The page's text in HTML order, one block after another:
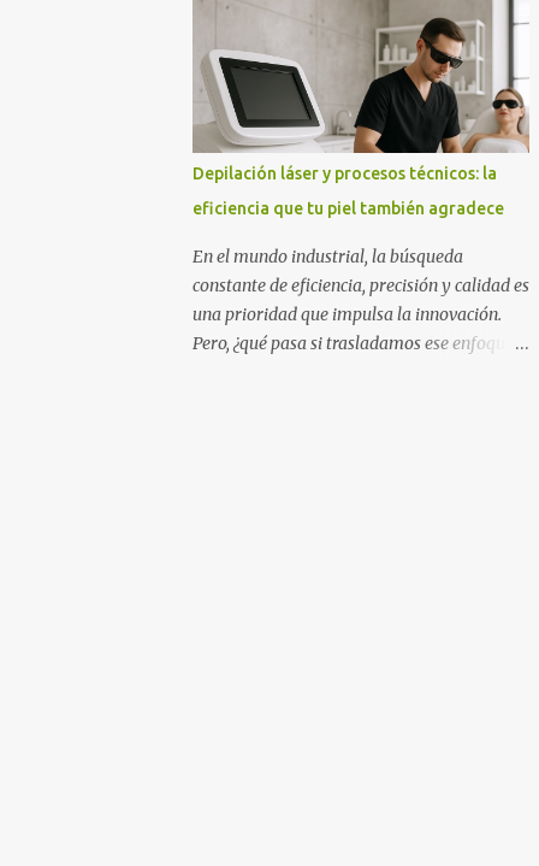
la página web de Aroacacia son: Mesas para
el jardín hechas de madera de acacia, bancos
de jardín, sillas, tumbonas de acacia,...
Depilación láser y procesos técnicos: la
eficiencia que tu piel también agradece
En el mundo industrial, la búsqueda
constante de eficiencia, precisión y calidad es
una prioridad que impulsa la innovación.
Pero, ¿qué pasa si trasladamos ese enfoque a